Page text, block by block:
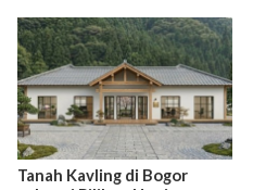
Tanah Kavling di Bogor